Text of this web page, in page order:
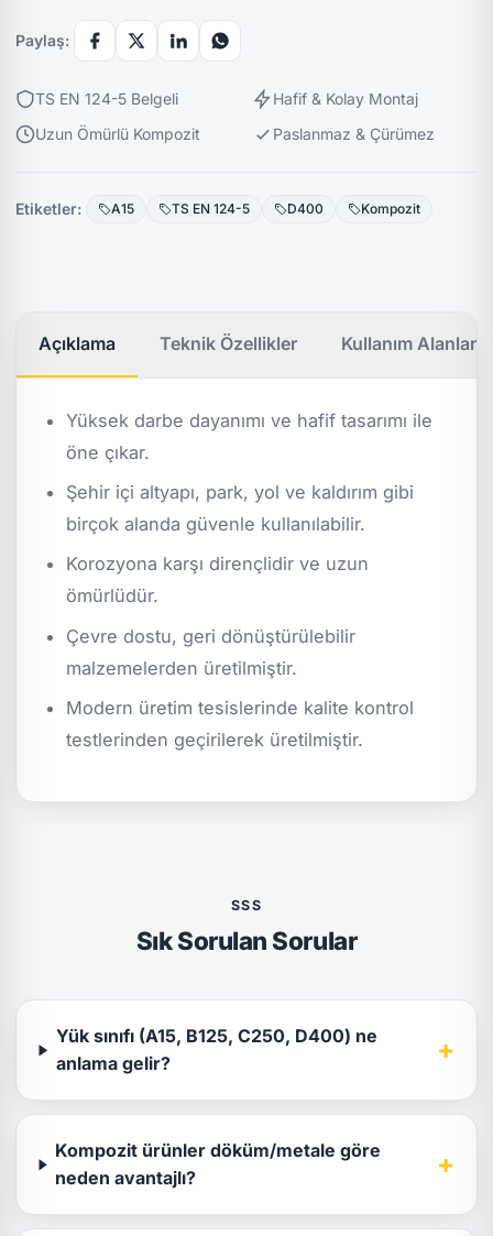
Paylaş:
TS EN 124-5 Belgeli
Hafif & Kolay Montaj
Uzun Ömürlü Kompozit
Paslanmaz & Çürümez
Etiketler: A15 TS EN 124-5 D400 Kompozit
Açıklama Teknik Özellikler Kullanım Alanları
Yüksek darbe dayanımı ve hafif tasarımı ile
öne çıkar.
Şehir içi altyapı, park, yol ve kaldırım gibi
birçok alanda güvenle kullanılabilir.
Korozyona karşı dirençlidir ve uzun
ömürlüdür.
Çevre dostu, geri dönüştürülebilir
malzemelerden üretilmiştir.
Modern üretim tesislerinde kalite kontrol
testlerinden geçirilerek üretilmiştir.
SSS
Sık Sorulan Sorular
Yük sınıfı (A15, B125, C250, D400) ne
anlama gelir?
+
Kompozit ürünler döküm/metale göre
neden avantajlı?
+